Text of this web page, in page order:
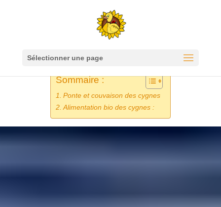
Sélectionner une page
Sommaire :
Ponte et couvaison des cygnes
Alimentation bio des cygnes :